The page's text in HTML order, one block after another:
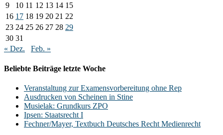
9
10 11 12 13 14 15
16 17 18 19 20 21 22
23 24 25 26 27 28 29
30 31
« Dez.
Feb. »
Beliebte Beiträge letzte Woche
Veranstaltung zur Examensvorbereitung ohne Rep
Ausdrucken von Scheinen in Stine
Musielak: Grundkurs ZPO
Ipsen: Staatsrecht I
Fechner/Mayer, Textbuch Deutsches Recht Medienrecht